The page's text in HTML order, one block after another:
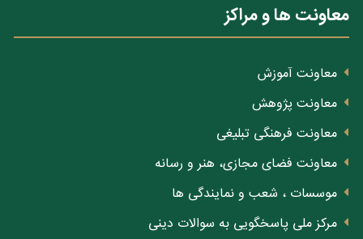
معاونت ها و مراکز
معاونت آموزش
معاونت پژوهش
معاونت فرهنگی تبلیغی
معاونت فضای مجازی، هنر و رسانه
موسسات ، شعب و نمایندگی ها
مرکز ملی پاسخگویی به سوالات دینی